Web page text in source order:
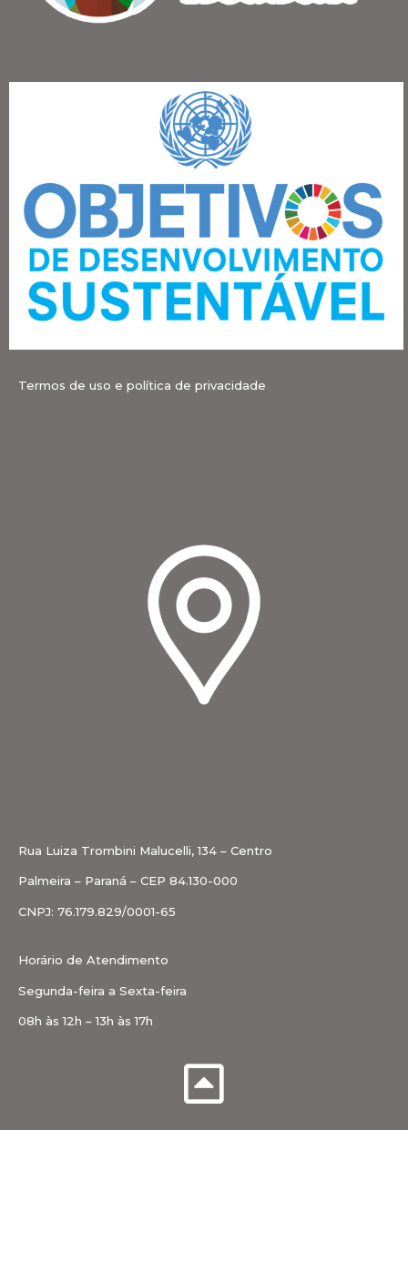
Termos de uso e política de privacidade
Rua Luiza Trombini Malucelli, 134 – Centro
Palmeira – Paraná – CEP 84.130-000
CNPJ: 76.179.829/0001-65
Horário de Atendimento
Segunda-feira a Sexta-feira
08h às 12h – 13h às 17h